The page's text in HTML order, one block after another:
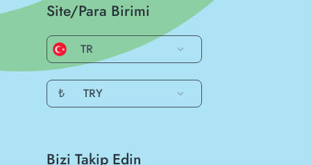
Site/Para Birimi
TR
₺ TRY
Bizi Takip Edin